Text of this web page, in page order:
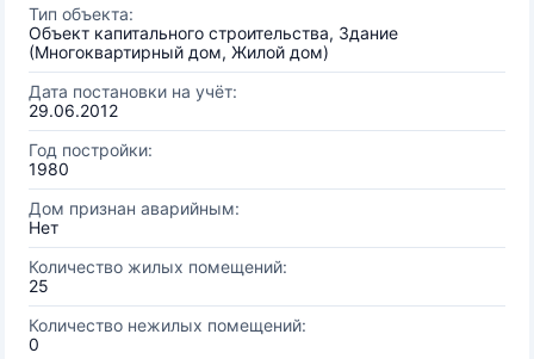
Тип объекта:
Объект капитального строительства, Здание
(Многоквартирный дом, Жилой дом)
Дата постановки на учёт:
29.06.2012
Год постройки:
1980
Дом признан аварийным:
Нет
Количество жилых помещений:
25
Количество нежилых помещений:
0